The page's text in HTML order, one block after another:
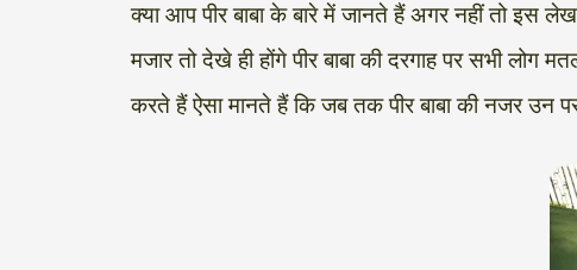
क्या आप पीर बाबा के बारे में जानते हैं अगर नहीं तो इस
मजार तो देखे ही होंगे पीर बाबा की दरगाह पर सभी लोग
करते हैं ऐसा मानते हैं कि जब तक पीर बाबा की नजर उन